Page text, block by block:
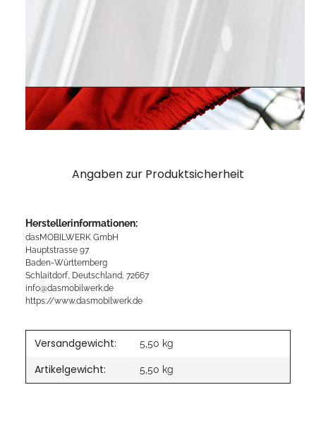
Angaben zur Produktsicherheit
Herstellerinformationen:
dasMOBILWERK GmbH
Hauptstrasse 97
Baden-Württemberg
Schlaitdorf, Deutschland, 72667
info@dasmobilwerk.de
https://www.dasmobilwerk.de
Versandgewicht: 5,50 kg
Artikelgewicht: 5,50 kg